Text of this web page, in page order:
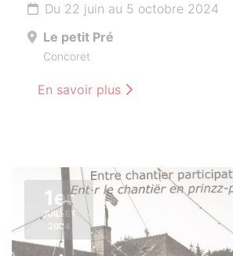
Du 22 juin au 5 octobre 2024
Le petit Pré
Concoret
En savoir plus
1er
JUILLET
2024